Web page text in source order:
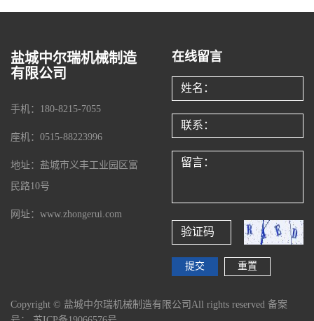
盐城中尔瑞机械制造
有限公司
手机：180-8215-7055
座机：0515-88223996
地址：盐城市义丰工业园区富
民路10号
网址：www.zhongerui.com
在线留言
Copyright © 盐城中尔瑞机械制造有限公司All rights reserved 备案